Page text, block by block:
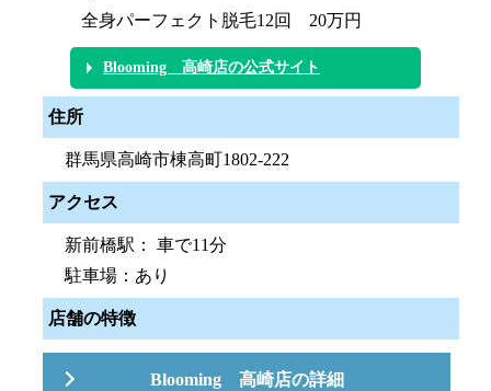
全身パーフェクト脱毛12回 20万円
Blooming 高崎店の公式サイト
住所
群馬県高崎市棟高町1802-222
アクセス
新前橋駅： 車で11分
駐車場：あり
店舗の特徴
Blooming 高崎店の詳細